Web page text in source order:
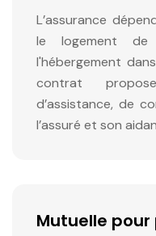
L’assurance
le logement de
l'hébergement
contrat
d’assistance, de
l’assuré et son
Mutuelle